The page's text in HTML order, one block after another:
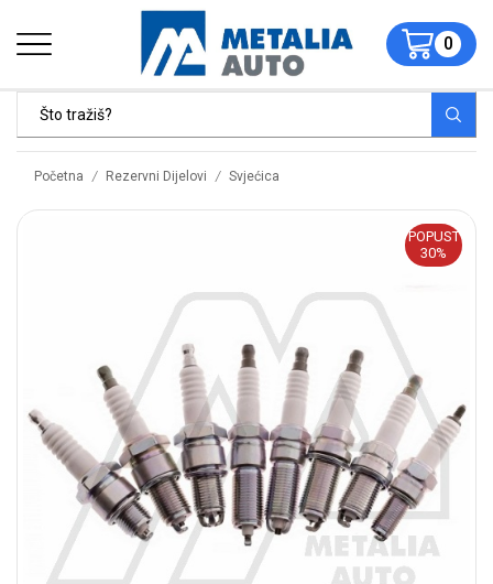
0
Početna / Rezervni Dijelovi / Svjećica
POPUST
30%